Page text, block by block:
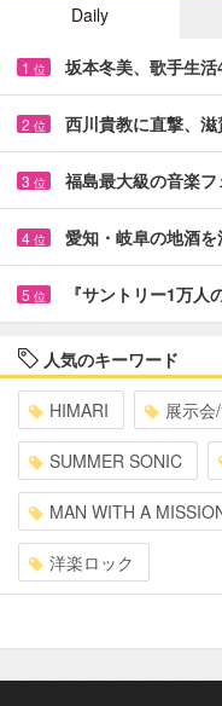
Daily
1 位 坂本冬美、歌手生
2 位 西川貴教に直撃、
3 位 福島最大級の音楽
4 位 愛知・岐阜の地酒
5 位 『サントリー1万
人気のキーワード
HIMARI 展示
SUMMER SONIC
MAN WITH A
洋楽ロック